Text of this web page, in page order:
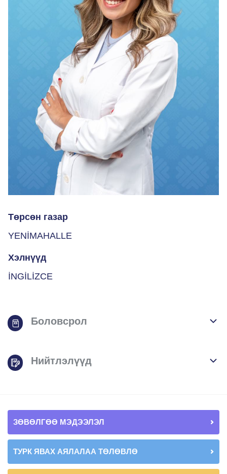
Төрсөн газар
YENİMAHALLE
Хэлнүүд
İNGİLİZCE
Боловсрол
Нийтлэлүүд
ЗӨВӨЛГӨӨ МЭДЭЭЛЭЛ
ТУРК ЯВАХ АЯЛАЛАА ТӨЛӨВЛӨ